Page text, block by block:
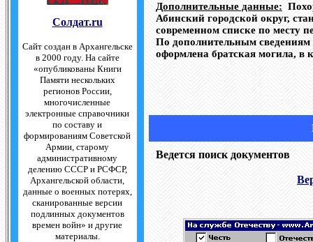
Солдат.ru
Сайт создан в Архангельске
в 2000 году. На сайте
«опубликованы Книги
Памяти нескольких
регионов России,
многочисленные
электронные справочники
по составу и
формированиям Советской
Армии, старому
административному
делению СССР и РСФСР,
Архангельской области,
данные о военных потерях,
сканированные версии
подлинных документов
времен войн» и другие
материалы.
Дополнительные данные:
Абинский городской округ,
современном списке по месту
По дополнительным
оформлена братская могила, в
Ведется поиск документов